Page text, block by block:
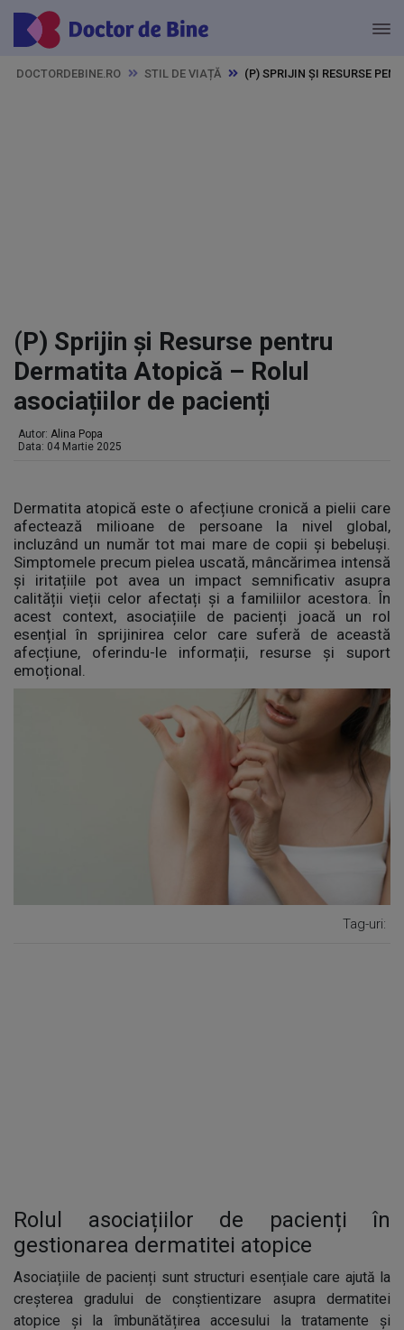
DOCTORDEBINE.RO STIL DE VIAȚĂ (P) SPRIJIN ȘI RESURSE
(P) Sprijin și Resurse pentru
Dermatita Atopică – Rolul
asociațiilor de pacienți
Autor: Alina Popa
Data: 04 Martie 2025
Dermatita atopică este o afecțiune cronică a pielii care
afectează milioane de persoane la nivel global,
incluzând un număr tot mai mare de copii și bebeluși.
Simptomele precum pielea uscată, mâncărimea intensă
și iritațiile pot avea un impact semnificativ asupra
calității vieții celor afectați și a familiilor acestora. În
acest context, asociațiile de pacienți joacă un rol
esențial în sprijinirea celor care suferă de această
afecțiune, oferindu-le informații, resurse și suport
emoțional.
Tag-uri:
Rolul asociațiilor de pacienți în
gestionarea dermatitei atopice
Asociațiile de pacienți sunt structuri esențiale care ajută la
creșterea gradului de conștientizare asupra dermatitei
atopice și la îmbunătățirea accesului la tratamente și